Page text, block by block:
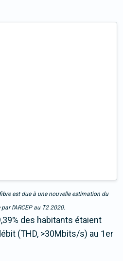
est due à une nouvelle estimation du
l’ARCEP au T2 2020.
des habitants étaient
(THD, >30Mbits/s) au 1er